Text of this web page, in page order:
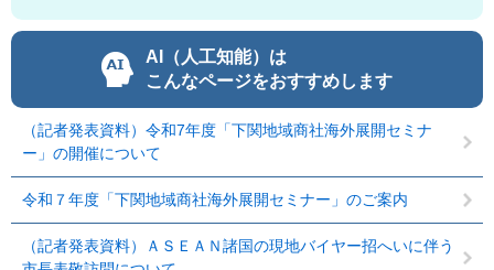
AI（人工知能）は
こんなページをおすすめします
（記者発表資料）令和7年度「下関地域商社海外展開セミナ
ー」の開催について
令和７年度「下関地域商社海外展開セミナー」のご案内
（記者発表資料）ＡＳＥＡＮ諸国の現地バイヤー招へいに伴う